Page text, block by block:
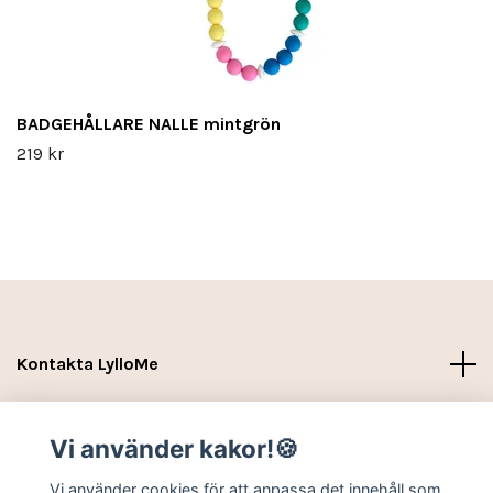
BADGEHÅLLARE NALLE mintgrön
219 kr
Kontakta LylloMe
Vi använder kakor!🍪
Vi använder cookies för att anpassa det innehåll som